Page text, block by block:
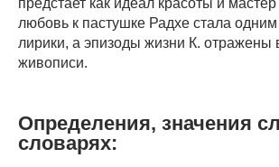
любовь к пастушке Радхе стала
лирики, а эпизоды жизни К. отражены
живописи.
Определения, значения
словарях: